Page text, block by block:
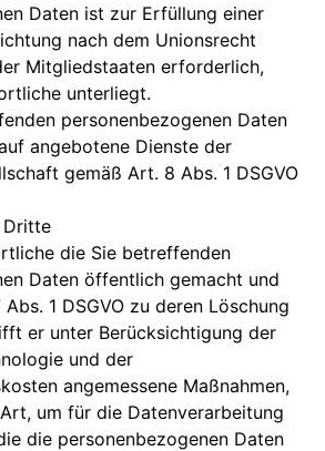
Daten ist zur Erfüllung einer
nach dem Unionsrecht
Mitgliedstaaten erforderlich,
unterliegt.
personenbezogenen Daten
angebotene Dienste der
gemäß Art. 8 Abs. 1 DSGVO
Dritte
die Sie betreffenden
Daten öffentlich gemacht und
1 DSGVO zu deren Löschung
er unter Berücksichtigung der
und der
angemessene Maßnahmen,
um für die Datenverarbeitung
die personenbezogenen Daten